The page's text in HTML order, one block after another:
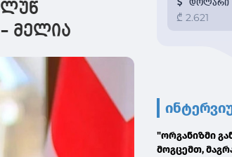
ლუწ
მელია
"ორგანიზმი
მოგცემთ,